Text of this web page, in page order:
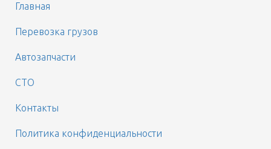
Главная
Перевозка грузов
Автозапчасти
СТО
Контакты
Политика конфиденциальности